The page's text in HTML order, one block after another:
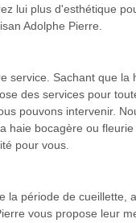
lui plus d'esthétique
Adolphe Pierre.
service. Sachant que la
des services pour
pouvons intervenir.
haie bocagère ou fleurie
pour vous.
la période de cueillette,
vous propose leur